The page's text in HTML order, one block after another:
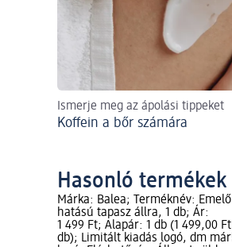
Ismerje meg az ápolási tippeket
Koffein a bőr számára
Hasonló termékek
Márka: Balea; Terméknév: Emelő
hatású tapasz állra, 1 db; Ár:
1 499 Ft; Alapár: 1 db (1 499,00 Ft
db); Limitált kiadás logó, dm